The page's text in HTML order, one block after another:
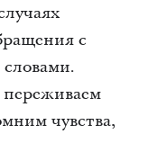
с
чувства,